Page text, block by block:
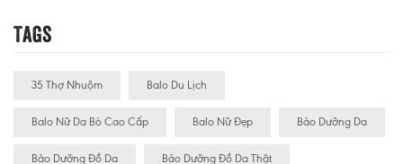
Tags
35 Thợ Nhuộm Balo Du Lịch
Balo Nữ Da Bò Cao Cấp Balo Nữ Đẹp Bảo Dưỡng Da
Bảo Dưỡng Đồ Da Bảo Dưỡng Đồ Da Thật